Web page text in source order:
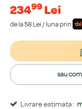
Livrare estimata:
23499 Lei
de la 58 Lei / luna prin
sau